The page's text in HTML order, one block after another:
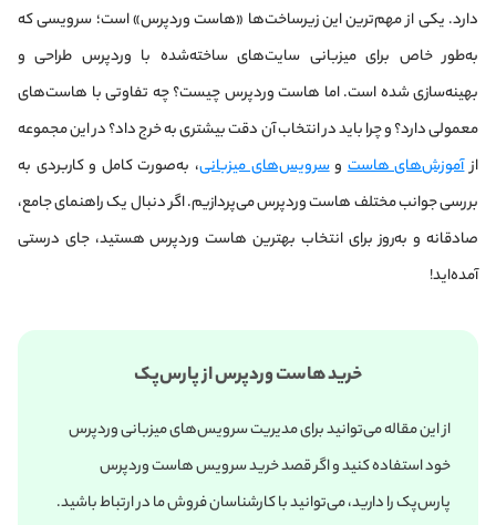
دارد. یکی از مهم‌ترین این زیرساخت‌ها «هاست وردپرس» است؛ سرویسی که
به‌طور خاص برای میزبانی سایت‌های ساخته‌شده با وردپرس طراحی و
بهینه‌سازی شده است. اما هاست وردپرس چیست؟ چه تفاوتی با هاست‌های
معمولی دارد؟ و چرا باید در انتخاب آن دقت بیشتری به خرج داد؟ در این مجموعه
ازآموزش‌های هاستوسرویس‌های میزبانی، به‌صورت کامل و کاربردی به
بررسی جوانب مختلف هاست وردپرس می‌پردازیم. اگر دنبال یک راهنمای جامع،
صادقانه و به‌روز برای انتخاب بهترین هاست وردپرس هستید، جای درستی
آمده‌اید!
خرید هاست وردپرس از پارس‌پک
از این مقاله می‌‌توانید برای مدیریت سرویس‌های میزبانی وردپرس
خود استفاده کنید و اگر قصد خرید سرویس هاست وردپرس
پارس‌پک را دارید، می‌توانید با کارشناسان فروش ما در ارتباط باشید.